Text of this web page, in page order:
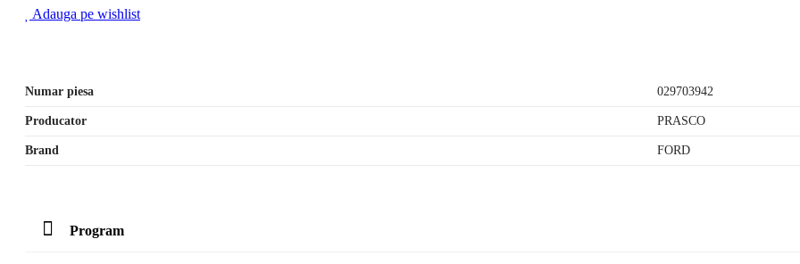
Adauga pe wishlist
Numar piesa 029703942
Producator PRASCO
Brand FORD
Program